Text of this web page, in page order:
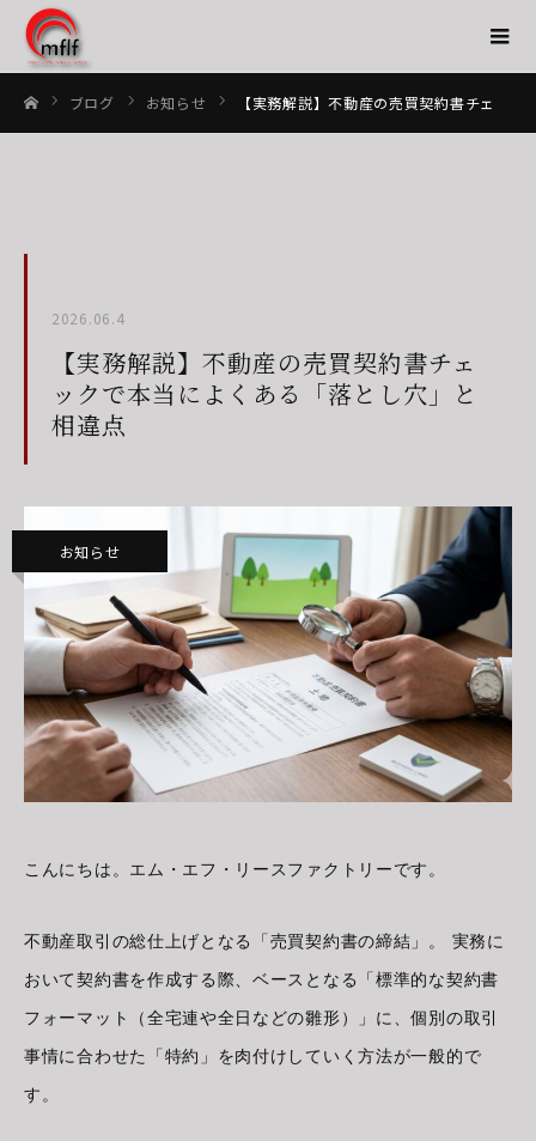
ブログ お知らせ 【実務解説】不動産の売買契約書チェックで本当によくある「落とし穴」と相違点
2026.06.4
【実務解説】不動産の売買契約書チェ
ックで本当によくある「落とし穴」と
相違点
お知らせ
こんにちは。エム・エフ・リースファクトリーです。
不動産取引の総仕上げとなる「売買契約書の締結」。 実務に
おいて契約書を作成する際、ベースとなる「標準的な契約書
フォーマット（全宅連や全日などの雛形）」に、個別の取引
事情に合わせた「特約」を肉付けしていく方法が一般的で
す。